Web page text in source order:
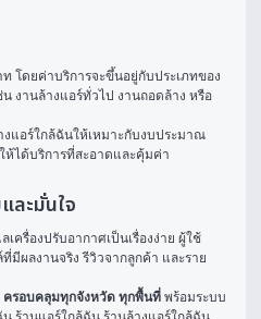
โดยค่าบริการจะขึ้นอยู่กับประเภทของ
งานล้างแอร์ทั่วไป งานถอดล้าง หรือ
งแอร์ใกล้ฉันให้เหมาะกับงบประมาณ
ห้ได้บริการที่สะอาดและคุ้มค่า
ละมั่นใจ
ครื่องปรับอากาศเป็นเรื่องง่าย ผู้ใช้
มีผลงานจริง รีวิวจากลูกค้า และราย
ครอบคลุมทุกจังหวัด ทุกพื้นที่ พร้อมระบบ